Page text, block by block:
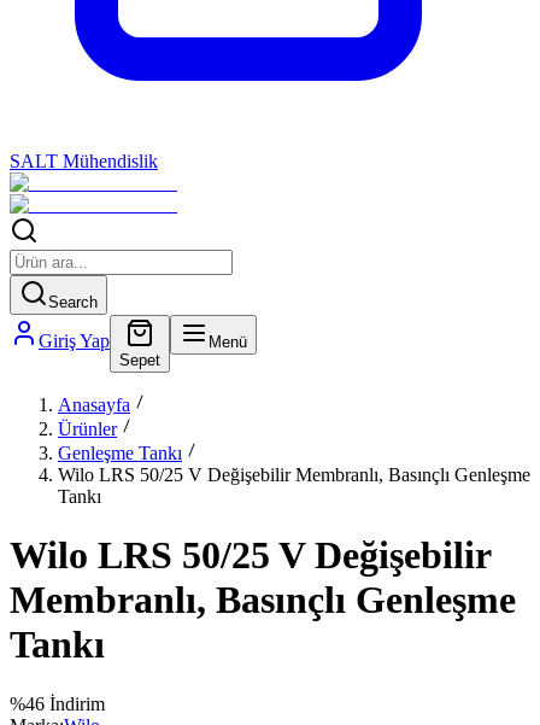
SALT Mühendislik
Search
Giriş Yap
Sepet
Menü
Anasayfa
Ürünler
Genleşme Tankı
Wilo LRS 50/25 V Değişebilir Membranlı, Basınçlı Genleşme
Tankı
Wilo LRS 50/25 V Değişebilir
Membranlı, Basınçlı Genleşme
Tankı
%46 İndirim